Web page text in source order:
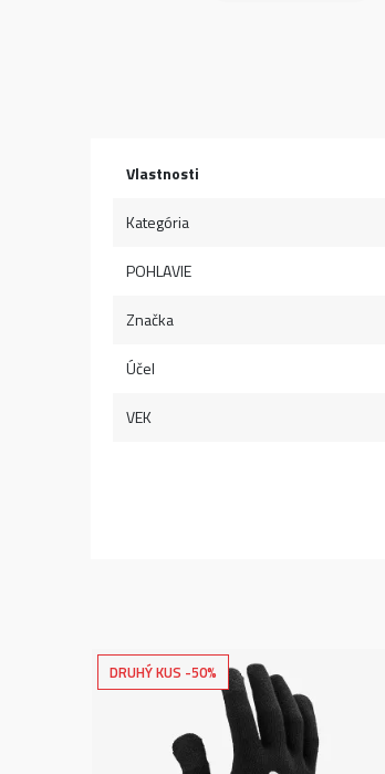
Vlastnosti
Kategória
POHLAVIE
Značka
Účel
VEK
DRUHÝ KUS -50%